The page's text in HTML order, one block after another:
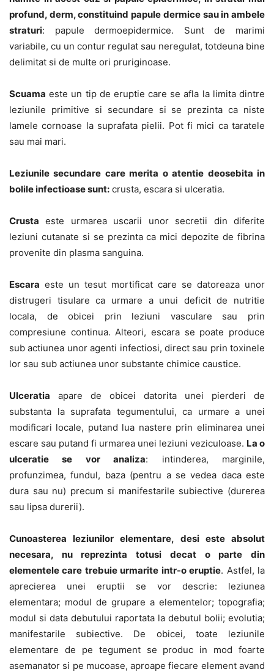
profund, derm, constituind papule dermice sau in ambele
straturi: papule dermoepidermice. Sunt de marimi
variabile, cu un contur regulat sau neregulat, totdeuna bine
delimitat si de multe ori pruriginoase.
Scuama este un tip de eruptie care se afla la limita dintre
leziunile primitive si secundare si se prezinta ca niste
lamele cornoase la suprafata pielii. Pot fi mici ca taratele
sau mai mari.
Leziunile secundare care merita o atentie deosebita in
bolile infectioase sunt: crusta, escara si ulceratia.
Crusta este urmarea uscarii unor secretii din diferite
leziuni cutanate si se prezinta ca mici depozite de fibrina
provenite din plasma sanguina.
Escara este un tesut mortificat care se datoreaza unor
distrugeri tisulare ca urmare a unui deficit de nutritie
locala, de obicei prin leziuni vasculare sau prin
compresiune continua. Alteori, escara se poate produce
sub actiunea unor agenti infectiosi, direct sau prin toxinele
lor sau sub actiunea unor substante chimice caustice.
Ulceratia apare de obicei datorita unei pierderi de
substanta la suprafata tegumentului, ca urmare a unei
modificari locale, putand lua nastere prin eliminarea unei
escare sau putand fi urmarea unei leziuni veziculoase. La o
ulceratie se vor analiza: intinderea, marginile,
profunzimea, fundul, baza (pentru a se vedea daca este
dura sau nu) precum si manifestarile subiective (durerea
sau lipsa durerii).
Cunoasterea leziunilor elementare, desi este absolut
necesara, nu reprezinta totusi decat o parte din
elementele care trebuie urmarite intr-o eruptie. Astfel, la
aprecierea unei eruptii se vor descrie: leziunea
elementara; modul de grupare a elementelor; topografia;
modul si data debutului raportata la debutul bolii; evolutia;
manifestarile subiective. De obicei, toate leziunile
elementare de pe tegument se produc in mod foarte
asemanator si pe mucoase, aproape fiecare element avand